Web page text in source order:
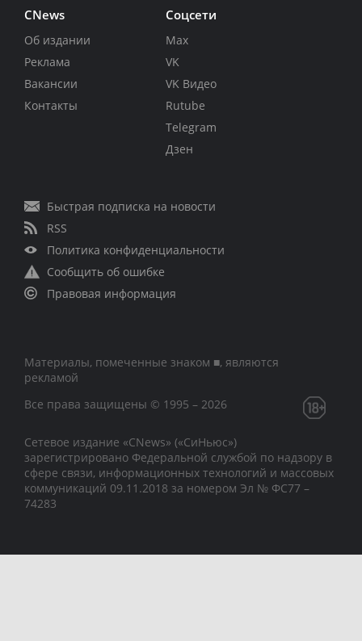
CNews
Об издании
Реклама
Вакансии
Контакты
Соцсети
Max
VK
VK Видео
Rutube
Telegram
Дзен
Быстрая подписка на новости
RSS
Политика конфиденциальности
Сообщить об ошибке
Правовая информация
Материалы, помеченные знаком ■, являются
рекламой
Все права защищены © 1995 – 2026
Сетевое издание «CNews» («СиНьюс»)
зарегистрировано Федеральной службой по надзору в
сфере связи, информационных технологий и массовых
коммуникаций 09.11.2018 за номером Эл № ФС77 –
74283